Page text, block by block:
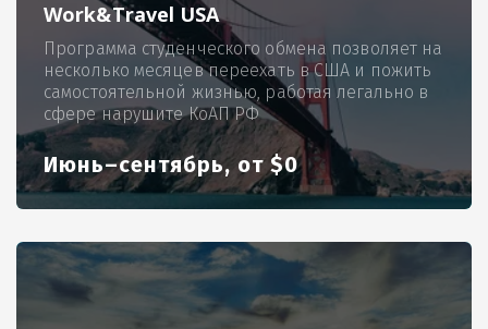
Work&Travel USA
Программа студенческого обмена позволяет на
несколько месяцев переехать в США и пожить
самостоятельной жизнью, работая легально в
сфере нарушите КоАП РФ
Июнь–сентябрь, от $0